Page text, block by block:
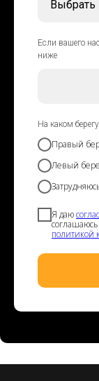
Если вашего
ниже
На каком
Правый
Левый
Я даю
соглашаюсь
политикой